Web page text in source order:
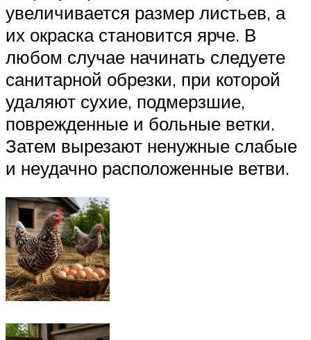
увеличивается размер листьев, а
их окраска становится ярче. В
любом случае начинать следуете
санитарной обрезки, при которой
удаляют сухие, подмерзшие,
поврежденные и больные ветки.
Затем вырезают ненужные слабые
и неудачно расположенные ветви.